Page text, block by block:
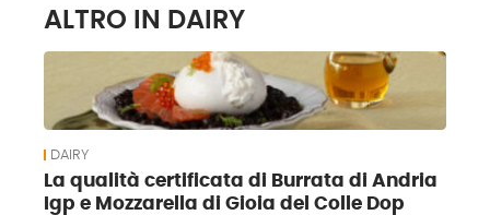
ALTRO IN DAIRY
DAIRY
La qualità certificata di Burrata di Andria
Igp e Mozzarella di Gioia del Colle Dop